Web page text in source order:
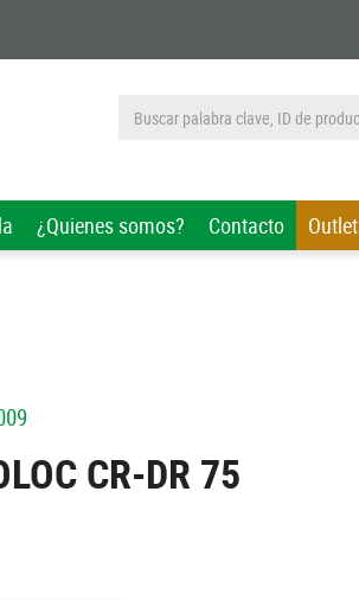
¿Quienes somos? Contacto Outlet
CR-DR 75